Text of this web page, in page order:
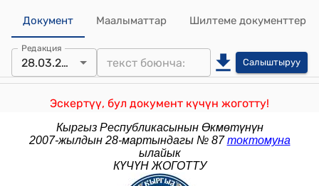
Документ Маалыматтар Шилтеме документтер
Редакция
28.03.2007 Салыштыруу
Эскертүү, бул документ күчүн жоготту!